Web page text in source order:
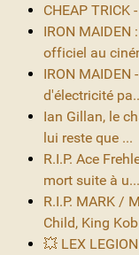
CHEAP TRICK
IRON
officiel au
IRON MAIDEN
d'électricité
Ian Gillan, le
lui reste que ...
R.I.P. Ace
mort suite à u...
R.I.P. MARK /
Child, King
💥 LEX